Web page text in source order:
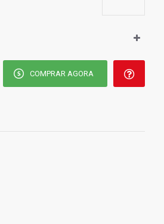
COMPRAR AGORA